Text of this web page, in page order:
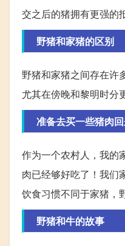
交之后的猪拥有更强的
野猪和家猪的区别
野猪和家猪之间存在许
尤其在傍晚和黎明时分
准备去买一些猪肉
作为一个农村人，我的
肉已经够好吃了！我们
饮食习惯不同于家猪，
野猪和牛的故事